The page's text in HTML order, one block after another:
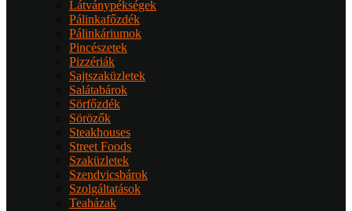
Látványpékségek
Pálinkafőzdék
Pálinkáriumok
Pincészetek
Pizzériák
Sajtszaküzletek
Salátabárok
Sörfőzdék
Sörözők
Steakhouses
Street Foods
Szaküzletek
Szendvicsbárok
Szolgáltatások
Teaházak